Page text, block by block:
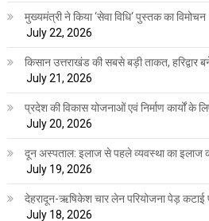
मुख्यमंत्री ने किया ‘सेवा विधि‘ पुस्तक का विमोचन
July 22, 2026
किसान उत्तराखंड की सबसे बड़ी ताकत, हरिद्वार
July 21, 2026
प्रदेश की विकास योजनाओं एवं निर्माण कार्यों के
July 20, 2026
दून अस्पताल: इलाज से पहले व्यवस्था का इलाज
July 19, 2026
देहरादून-ऋषिकेश चार लेन परियोजना पेड़ कटाई
July 18, 2026